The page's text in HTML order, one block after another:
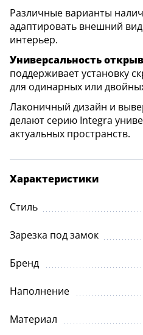
Различные варианты
адаптировать внешний
интерьер.
Универсальность
поддерживает установку
для одинарных или
Лаконичный дизайн и
делают серию Integra
актуальных пространств.
Характеристики
Стиль
Зарезка под замок
Бренд
Наполнение
Материал